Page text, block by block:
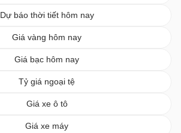
Dự báo thời tiết hôm nay
Giá vàng hôm nay
Giá bạc hôm nay
Tỷ giá ngoại tệ
Giá xe ô tô
Giá xe máy